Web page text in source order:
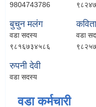
9804743786
बुचुन मलंग
वडा सदस्य
९८१६७३४५८६
वडा
रुपनी देवी
वडा सदस्य
वडा कर्मचारी